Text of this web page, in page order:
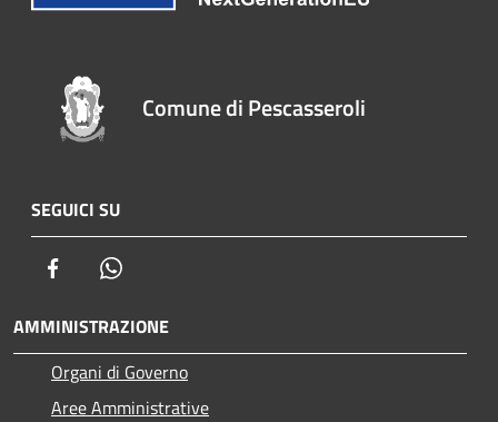
Comune di Pescasseroli
SEGUICI SU
Facebook
AMMINISTRAZIONE
Organi di Governo
Aree Amministrative